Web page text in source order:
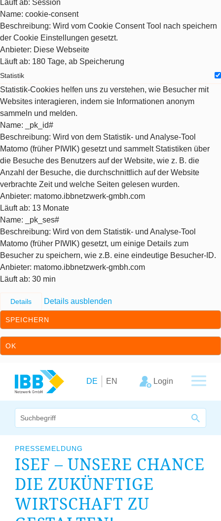
Läuft ab: Session
Name: cookie-consent
Beschreibung: Wird vom Cookie Consent Tool nach speichern
der Cookie Einstellungen gesetzt.
Anbieter: Diese Webseite
Läuft ab: 180 Tage, ab Speicherung
Statistik
Statistik-Cookies helfen uns zu verstehen, wie Besucher mit
Websites interagieren, indem sie Informationen anonym
sammeln und melden.
Name: _pk_id#
Beschreibung: Wird von dem Statistik- und Analyse-Tool
Matomo (früher PIWIK) gesetzt und sammelt Statistiken über
die Besuche des Benutzers auf der Website, wie z. B. die
Anzahl der Besuche, die durchschnittlich auf der Website
verbrachte Zeit und welche Seiten gelesen wurden.
Anbieter: matomo.ibbnetzwerk-gmbh.com
Läuft ab: 13 Monate
Name: _pk_ses#
Beschreibung: Wird von dem Statistik- und Analyse-Tool
Matomo (früher PIWIK) gesetzt, um einige Details zum
Besucher zu speichern, wie z.B. eine eindeutige Besucher-ID.
Anbieter: matomo.ibbnetzwerk-gmbh.com
Läuft ab: 30 min
Details Details ausblenden
SPEICHERN
OK
DE EN Login
Unternehmen
Cluster
Leistungsangebot
PRESSEMELDUNG
ISEF – UNSERE CHANCE
DIE ZUKÜNFTIGE
WIRTSCHAFT ZU